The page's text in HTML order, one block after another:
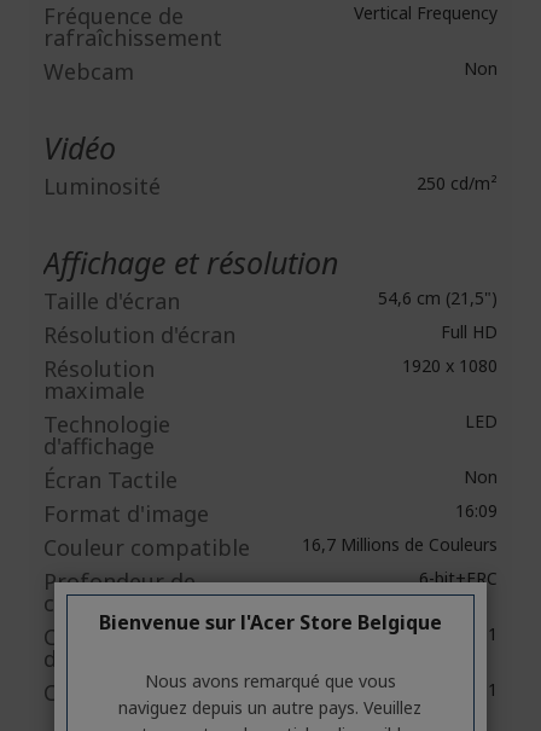
Fréquence de
rafraîchissement
Vertical Frequency
Webcam Non
Vidéo
Luminosité 250 cd/m²
Affichage et résolution
Taille d'écran 54,6 cm (21,5")
Résolution d'écran Full HD
Résolution
maximale
1920 x 1080
Technologie
d'affichage
LED
Écran Tactile Non
Format d'image 16:09
Couleur compatible 16,7 Millions de Couleurs
Profondeur de
couleur
6-bit+FRC
Contraste
dynamique
100,000,000:1
Contraste natif 3,000:1
Bienvenue sur l'Acer Store Belgique
Nous avons remarqué que vous
naviguez depuis un autre pays. Veuillez